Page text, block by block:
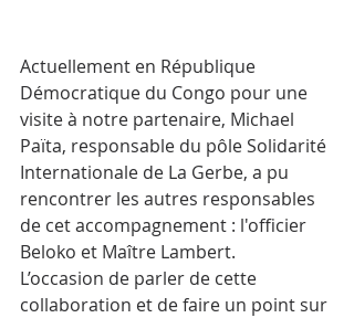
Actuellement en République
Démocratique du Congo pour une
visite à notre partenaire, Michael
Païta, responsable du pôle Solidarité
Internationale de La Gerbe, a pu
rencontrer les autres responsables
de cet accompagnement : l'officier
Beloko et Maître Lambert.
L’occasion de parler de cette
collaboration et de faire un point sur